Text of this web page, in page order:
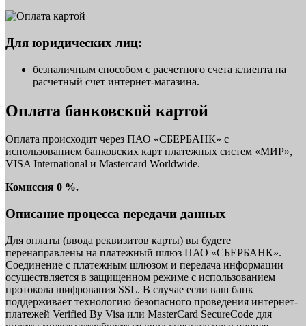
Для юридических лиц:
безналичным способом с расчетного счета клиента на
расчетный счет интернет-магазина.
Оплата банковской картой
Оплата происходит через ПАО «СБЕРБАНК» с
использованием банковских карт платежных систем «МИР»,
VISA International и Mastercard Worldwide.
Комиссия 0 %.
Описание процесса передачи данных
Для оплаты (ввода реквизитов карты) вы будете
перенаправлены на платежный шлюз ПАО «СБЕРБАНК».
Соединение с платежным шлюзом и передача информации
осуществляется в защищенном режиме с использованием
протокола шифрования SSL. В случае если ваш банк
поддерживает технологию безопасного проведения интернет-
платежей Verified By Visa или MasterCard SecureCode для